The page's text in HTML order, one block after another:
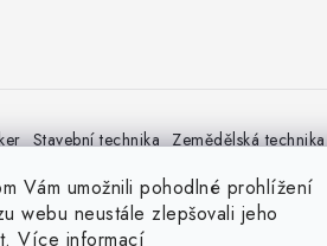
Vám umožnili pohodlné prohlížení
webu neustále zlepšovali jeho
Více informací
Stavební technika Zemědělská technika